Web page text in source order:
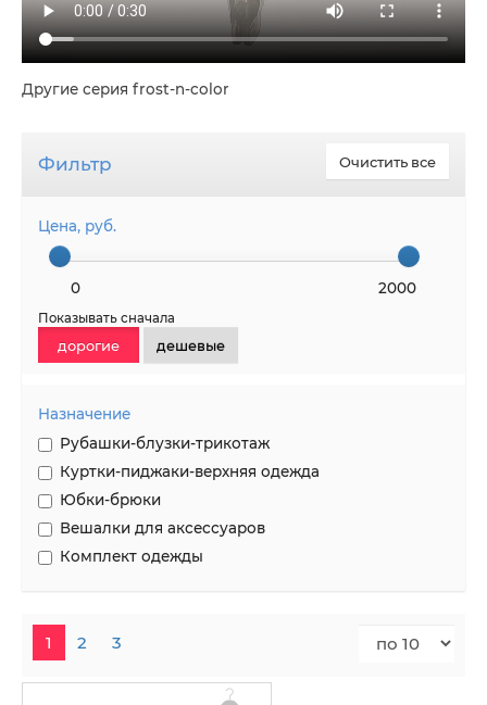
Другие серия frost-n-color
Очистить все
Фильтр
Цена, руб.
2000
0
Показывать сначала
дорогие дешевые
Назначение
Рубашки-блузки-трикотаж
Куртки-пиджаки-верхняя одежда
Юбки-брюки
Вешалки для аксессуаров
Комплект одежды
1 2 3